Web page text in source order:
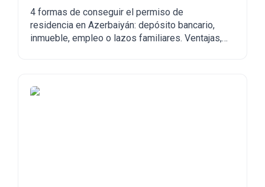
maneras de legalizarse
4 formas de conseguir el permiso de
residencia en Azerbaiyán: depósito bancario,
inmueble, empleo o lazos familiares. Ventajas,